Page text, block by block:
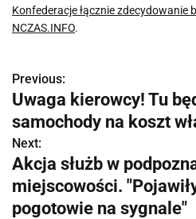
Konfederacje łącznie zdecydowanie
NCZAS.INFO.
N
a
w
i
g
Previous:
Uwaga kierowcy! Tu
samochody na koszt
Next:
Akcja służb w
miejscowości.
pogotowie na sygnale"